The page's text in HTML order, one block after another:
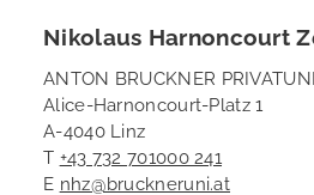
Nikolaus Harnoncourt
ANTON BRUCKNER
Alice-Harnoncourt-Platz 1
A-4040 Linz
T +43 732 701000 241
E nhz@bruckneruni.at